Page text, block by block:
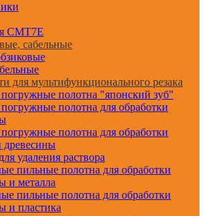
CMT7E
сабельные
для мультифункционального резака
полотна "японский зуб"
полотна для обработки
полотна для обработки
древесины
удаления раствора
пильные полотна для обработки
и металла
пильные полотна для обработки
и пластика